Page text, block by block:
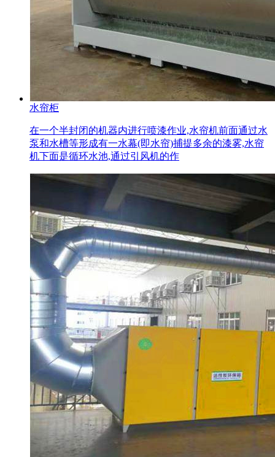
水帘柜
在一个半封闭的机器内进行喷漆作业,水帘机前面通过水
泵和水槽等形成有一水幕(即水帘)捕提多余的漆雾,水帘
机下面是循环水池,通过引风机的作